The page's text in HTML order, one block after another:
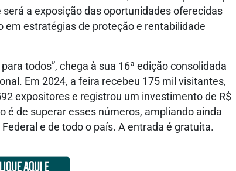
a exposição das oportunidades oferecidas
estratégias de proteção e rentabilidade
todos”, chega à sua 16ª edição consolidada
Em 2024, a feira recebeu 175 mil visitantes,
expositores e registrou um investimento de R$
de superar esses números, ampliando ainda
e de todo o país. A entrada é gratuita.